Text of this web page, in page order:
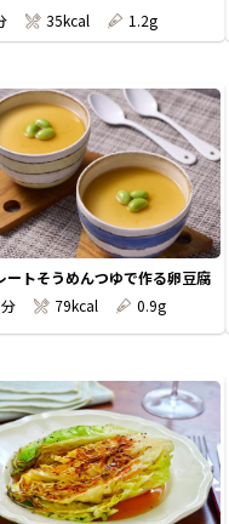
35kcal 1.2g
ートそうめんつゆで作る卵豆腐
79kcal 0.9g